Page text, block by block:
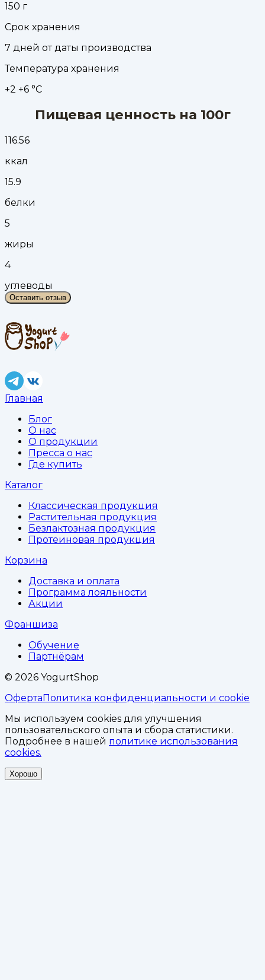
150 г
Срок хранения
7 дней от даты производства
Температура хранения
+2 +6 °С
Пищевая ценность на 100г
116.56
ккал
15.9
белки
5
жиры
4
углеводы
Оставить отзыв
Главная
Блог
О нас
О продукции
Пресса о нас
Где купить
Каталог
Классическая продукция
Растительная продукция
Безлактозная продукция
Протеиновая продукция
Корзина
Доставка и оплата
Программа лояльности
Акции
Франшиза
Обучение
Партнёрам
© 2026 YogurtShop
ОфертаПолитика конфиденциальности и cookie
Мы используем cookies для улучшения
пользовательского опыта и сбора статистики.
Подробнее в нашей политике использования
cookies.
Хорошо